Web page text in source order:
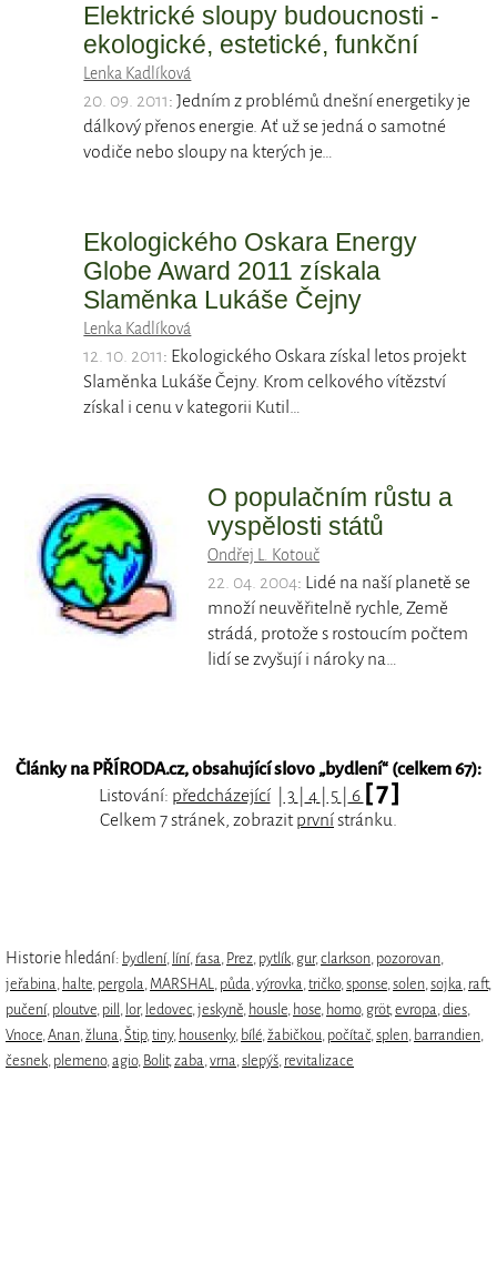
Elektrické sloupy budoucnosti -
ekologické, estetické, funkční
Lenka Kadlíková
20. 09. 2011: Jedním z problémů dnešní energetiky je
dálkový přenos energie. Ať už se jedná o samotné
vodiče nebo sloupy na kterých je…
Ekologického Oskara Energy
Globe Award 2011 získala
Slaměnka Lukáše Čejny
Lenka Kadlíková
12. 10. 2011: Ekologického Oskara získal letos projekt
Slaměnka Lukáše Čejny. Krom celkového vítězství
získal i cenu v kategorii Kutil…
O populačním růstu a
vyspělosti států
Ondřej L. Kotouč
22. 04. 2004: Lidé na naší planetě se
množí neuvěřitelně rychle, Země
strádá, protože s rostoucím počtem
lidí se zvyšují i nároky na…
Články na PŘÍRODA.cz, obsahující slovo „bydlení“ (celkem 67):
Listování: předcházející| 3 4 5 6 [ 7 ]
Celkem 7 stránek, zobrazitprvnístránku.
Historie hledání: bydlení, líní, ŕasa, Prez, pytlík, gur,clarkson, pozorovan,
jeřabina, halte, pergola, MARSHAL, půda,výrovka,tričko,sponse,solen,sojka, raft,
pučení, ploutve, pill , lor, ledovec,jeskyně, housle, hose, homo, gröt,evropa,dies,
Vnoce,Anan,žluna,Štip,tiny, housenky, bílé,žabičkou, počítač,splen, barrandien,
česnek, plemeno,agio, Bolit,zaba,vrna,slepýš, revitalizace